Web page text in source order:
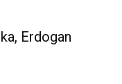
Erdogan